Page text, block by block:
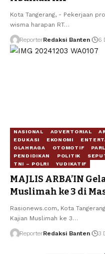
Kota Tangerang, - Pekerjaan
wisma harapan RT…
ReporterRedaksi Banten 6
NASIONAL ADVERTORIAL
EDUKASI
EKONOMI
OLAHRAGA
OTOMOTIF
PENDIDIKAN
POLITIK
TNI – POLRI
YUDIKATIF
MAJLIS ARBA’IN
Muslimah ke 3 di
Rasionews.com, Kota
Kajian Muslimah ke 3…
ReporterRedaksi Banten 3